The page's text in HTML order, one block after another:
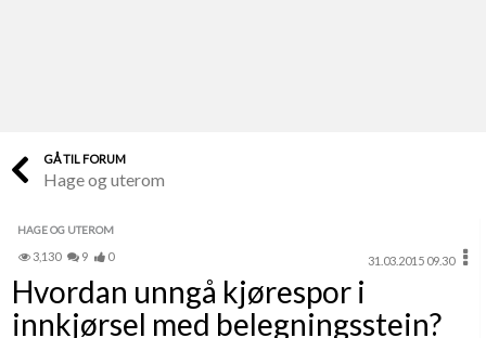
Finn håndverkere
Papirer som mangler
Skaff dokumentasjon som mangler
GÅ TIL FORUM
Hage og uterom
HAGE OG UTEROM
3,130 9 0 31.03.2015 09.30
Hvordan unngå kjørespor i
innkjørsel med belegningsstein?